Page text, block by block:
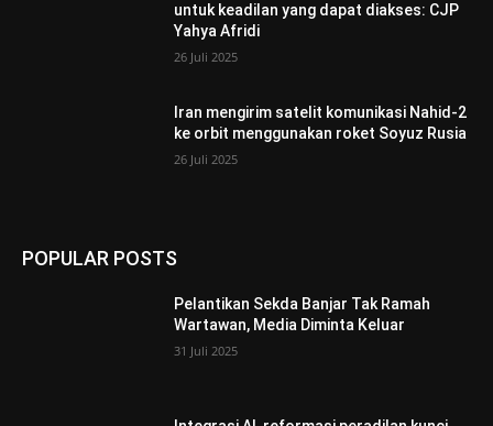
untuk keadilan yang dapat diakses: CJP
Yahya Afridi
26 Juli 2025
Iran mengirim satelit komunikasi Nahid-2
ke orbit menggunakan roket Soyuz Rusia
26 Juli 2025
POPULAR POSTS
Pelantikan Sekda Banjar Tak Ramah
Wartawan, Media Diminta Keluar
31 Juli 2025